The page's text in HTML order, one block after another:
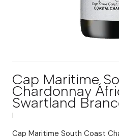
Cap Maritime
Chardonnay
Swartland
Cap Maritime South Coast